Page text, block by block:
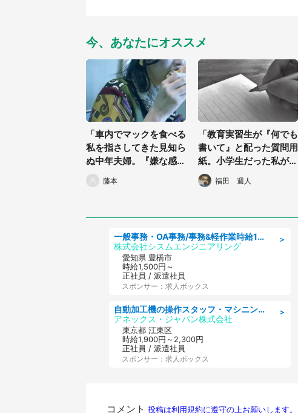
今、あなたにオススメ
「車内でマックを食べる
私を指さしてきた見知ら
ぬ中年夫婦。『嫌な感
じ』と思っていたらコン
コンとノックされ...」
藤本
「教育実習生が『何でも
書いて』と配った質問用
紙。小学生だった私が体
の悩みを打ち明ける
と...」（東京都・30代
福田 週人
＞
一般事務・OA事務/事務&軽作業時給1500円土日祝休み各種社保完備
株式会社シスムエンジニアリング
愛知県 豊橋市
時給1,500円～
正社員 / 派遣社員
スポンサー：求人ボックス
＞
自動加工機の操作スタッフ・マシニングセンタ/工業系卒歓迎/未経験OK/定年なし/交通費支給/急募
アネックス・ジャパン株式会社
東京都 江東区
時給1,900円～2,300円
正社員 / 派遣社員
スポンサー：求人ボックス